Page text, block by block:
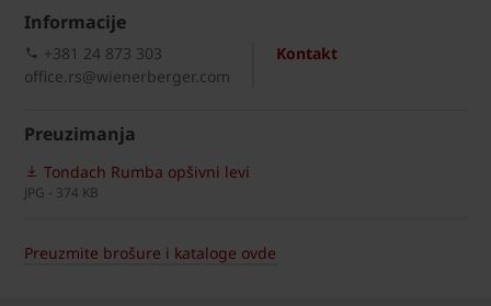
Informacije
Kontakt
+381 24 873 303
office.rs@wienerberger.com
Preuzimanja
Tondach Rumba opšivni levi
JPG - 374 KB
Preuzmite brošure i kataloge ovde